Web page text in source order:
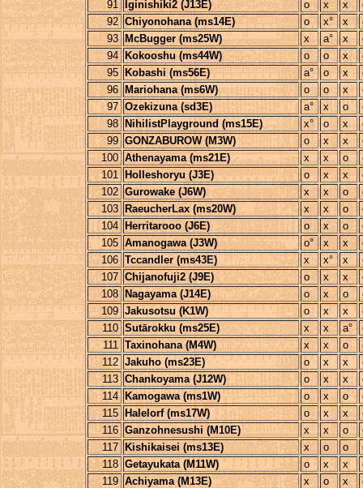
91 Iginishiki2 (J13E) o x x
92 Chiyonohana (ms14E) o x° x
93
McBugger (ms25W) x a° x
94
Kokooshu (ms44W) o o x
95
Kobashi (ms56E) a° o x
96
Mariohana (ms6W) o o x
97 Ozekizuna (sd3E) a° x o
98
NihilistPlayground (ms15E) x° o x
99 GONZABUROW (M3W) o x x
100 Athenayama (ms21E) x x o
101
Holleshoryu (J3E) o x x
102 Gurowake (J6W) x x o
103
RaeucherLax (ms20W) x x o
104
Herritarooo (J6E) o x o
105 Amanogawa (J3W) o° x x
106 Tccandler (ms43E) x x° x
107 Chijanofuji2 (J9E) o x x
108
Nagayama (J14E) o x o
109 Jakusotsu (K1W) o x x
110 Sutārokku (ms25E) x x a°
111 Taxinohana (M4W) x x o
112 Jakuho (ms23E) o x x
113 Chankoyama (J12W) o x x
114
Kamogawa (ms1W) o x o
115
Halelorf (ms17W) o x x
116 Ganzohnesushi (M10E) x x o
117
Kishikaisei (ms13E) x o o
118 Getayukata (M11W) o x x
119 Achiyama (M13E) x o x